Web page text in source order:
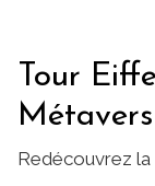
Tour
Redécouvrez la